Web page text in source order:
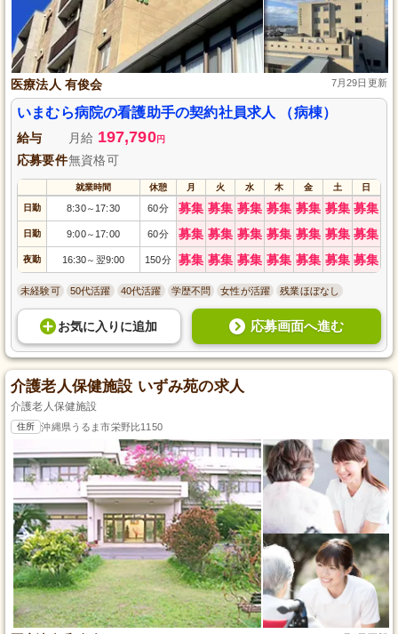
医療法人 有俊会 7月29日更新
いまむら病院の看護助手の契約社員求人 （病棟）
給与 月給 197,790円
応募要件無資格可
就業時間 休憩 月 火 水 木 金 土 日
日勤 8:30～ 17:30 60分 募集 募集 募集 募集 募集 募集 募集
日勤 9:00～ 17:00 60分 募集 募集 募集 募集 募集 募集 募集
夜勤 16:30～ 翌9:00 150分 募集 募集 募集 募集 募集 募集 募集
未経験可 50代活躍 40代活躍 学歴不問 女性が活躍 残業ほぼなし
お気に入り に追加 応募画面へ進む
介護老人保健施設 いずみ苑の求人
介護老人保健施設
住所 沖縄県うるま市栄野比1150